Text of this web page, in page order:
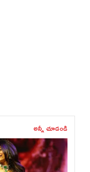
అన్నీ చూడండి